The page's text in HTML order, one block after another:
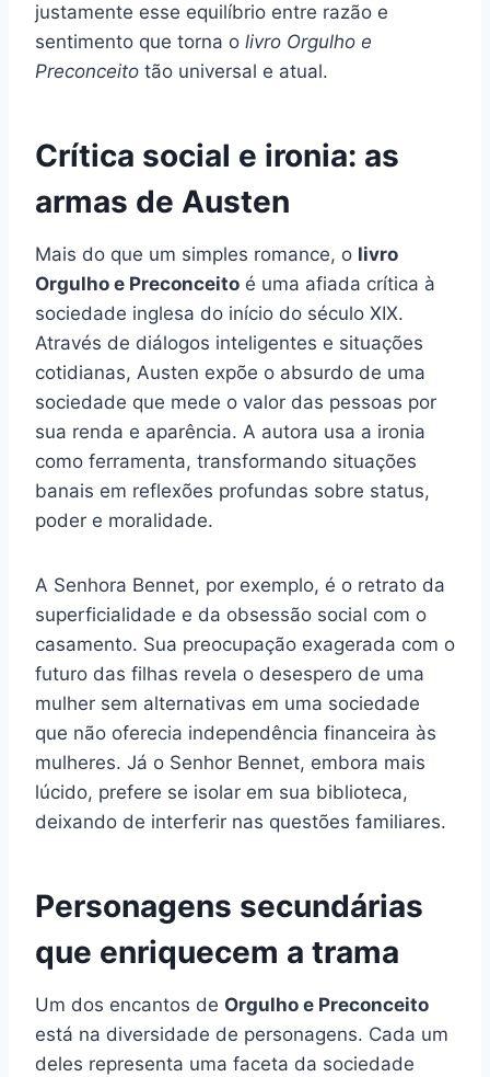
justamente esse equilíbrio entre razão e
sentimento que torna o livro Orgulho e
Preconceito tão universal e atual.
Crítica social e ironia: as
armas de Austen
Mais do que um simples romance, o livro
Orgulho e Preconceito é uma afiada crítica à
sociedade inglesa do início do século XIX.
Através de diálogos inteligentes e situações
cotidianas, Austen expõe o absurdo de uma
sociedade que mede o valor das pessoas por
sua renda e aparência. A autora usa a ironia
como ferramenta, transformando situações
banais em reflexões profundas sobre status,
poder e moralidade.
A Senhora Bennet, por exemplo, é o retrato da
superficialidade e da obsessão social com o
casamento. Sua preocupação exagerada com o
futuro das filhas revela o desespero de uma
mulher sem alternativas em uma sociedade
que não oferecia independência financeira às
mulheres. Já o Senhor Bennet, embora mais
lúcido, prefere se isolar em sua biblioteca,
deixando de interferir nas questões familiares.
Personagens secundárias
que enriquecem a trama
Um dos encantos de Orgulho e Preconceito
está na diversidade de personagens. Cada um
deles representa uma faceta da sociedade